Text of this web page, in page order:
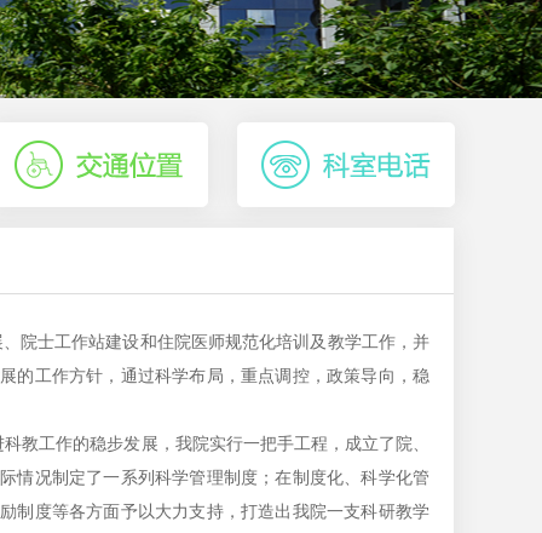
院士工作站建设和住院医师规范化培训及教学工作，并
的工作方针，通过科学布局，重点调控，政策导向，稳
工作的稳步发展，我院实行一把手工程，成立了院、
情况制定了一系列科学管理制度；在制度化、科学化管
制度等各方面予以大力支持，打造出我院一支科研教学